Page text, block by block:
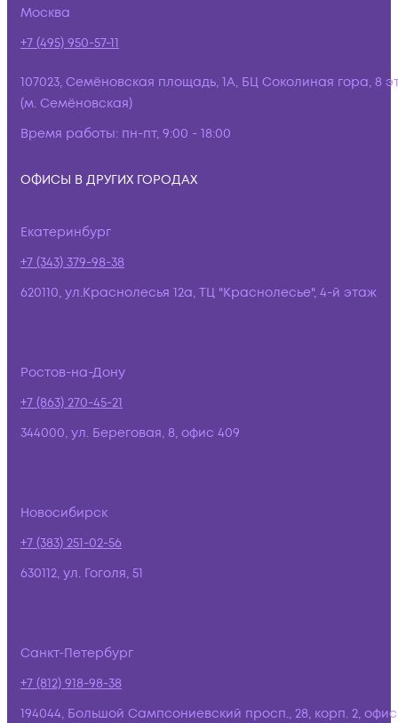
Москва
+7 (495) 950-57-11
107023, Семёновская площадь, 1А, БЦ Соколиная гора, 8
(м. Семёновская)
Время работы: пн-пт, 9:00 - 18:00
ОФИСЫ В ДРУГИХ ГОРОДАХ
Екатеринбург
+7 (343) 379-98-38
620110, ул.Краснолесья 12а, ТЦ "Краснолесье", 4-й этаж
Ростов-на-Дону
+7 (863) 270-45-21
344000, ул. Береговая, 8, офис 409
Новосибирск
+7 (383) 251-02-56
630112, ул. Гоголя, 51
Санкт-Петербург
+7 (812) 918-98-38
194044, Большой Сампсониевский просп., 28, корп. 2,